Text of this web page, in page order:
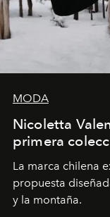
MODA
Nicoletta
primera
La marca chilena
propuesta
y la montaña.